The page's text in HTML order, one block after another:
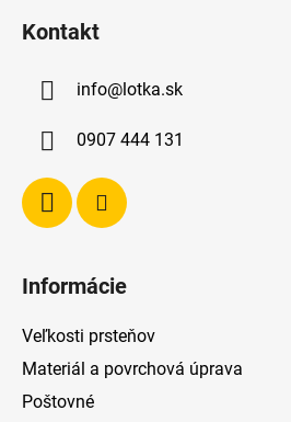
Kontakt
info@lotka.sk
0907 444 131
Informácie
Veľkosti prsteňov
Materiál a povrchová úprava
Poštovné